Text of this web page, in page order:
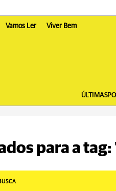
Vamos Ler Viver Bem
ÚLTIMAS
para a